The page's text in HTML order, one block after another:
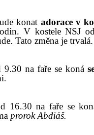
konat adorace v
V kostele NSJ
Tato změna je trvalá.
9.30 na faře se koná
16.30 na faře se
prorok Abdiáš.